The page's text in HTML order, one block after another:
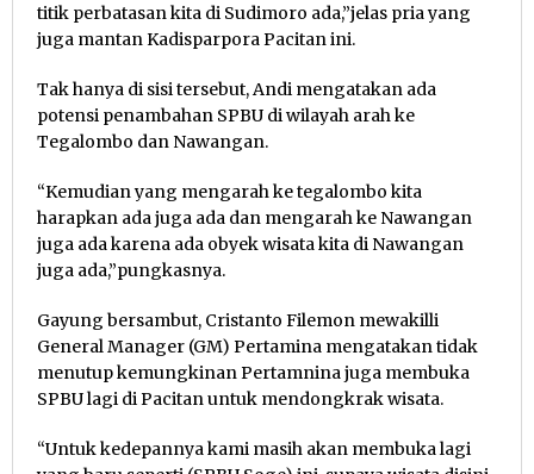
titik perbatasan kita di Sudimoro ada,”jelas pria yang
juga mantan Kadisparpora Pacitan ini.
Tak hanya di sisi tersebut, Andi mengatakan ada
potensi penambahan SPBU di wilayah arah ke
Tegalombo dan Nawangan.
“Kemudian yang mengarah ke tegalombo kita
harapkan ada juga ada dan mengarah ke Nawangan
juga ada karena ada obyek wisata kita di Nawangan
juga ada,”pungkasnya.
Gayung bersambut, Cristanto Filemon mewakilli
General Manager (GM) Pertamina mengatakan tidak
menutup kemungkinan Pertamnina juga membuka
SPBU lagi di Pacitan untuk mendongkrak wisata.
“Untuk kedepannya kami masih akan membuka lagi